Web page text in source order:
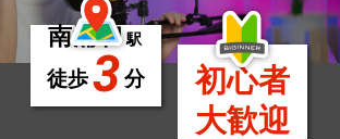
南浦和駅
徒歩3分
初心者
大歓迎